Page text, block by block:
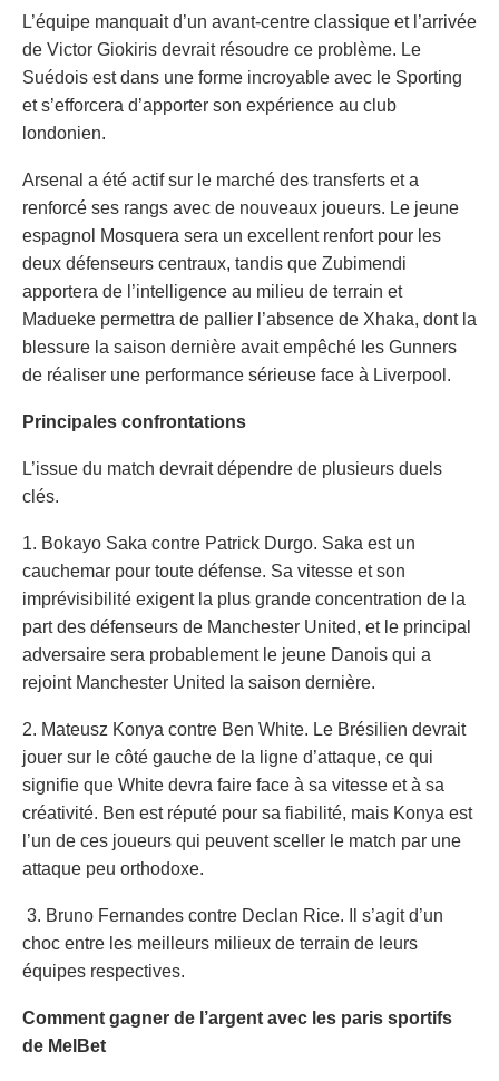
L’équipe manquait d’un avant-centre classique et l’arrivée
de Victor Giokiris devrait résoudre ce problème. Le
Suédois est dans une forme incroyable avec le Sporting
et s’efforcera d’apporter son expérience au club
londonien.
Arsenal a été actif sur le marché des transferts et a
renforcé ses rangs avec de nouveaux joueurs. Le jeune
espagnol Mosquera sera un excellent renfort pour les
deux défenseurs centraux, tandis que Zubimendi
apportera de l’intelligence au milieu de terrain et
Madueke permettra de pallier l’absence de Xhaka, dont la
blessure la saison dernière avait empêché les Gunners
de réaliser une performance sérieuse face à Liverpool.
Principales confrontations
L’issue du match devrait dépendre de plusieurs duels
clés.
1. Bokayo Saka contre Patrick Durgo. Saka est un
cauchemar pour toute défense. Sa vitesse et son
imprévisibilité exigent la plus grande concentration de la
part des défenseurs de Manchester United, et le principal
adversaire sera probablement le jeune Danois qui a
rejoint Manchester United la saison dernière.
2. Mateusz Konya contre Ben White. Le Brésilien devrait
jouer sur le côté gauche de la ligne d’attaque, ce qui
signifie que White devra faire face à sa vitesse et à sa
créativité. Ben est réputé pour sa fiabilité, mais Konya est
l’un de ces joueurs qui peuvent sceller le match par une
attaque peu orthodoxe.
3. Bruno Fernandes contre Declan Rice. Il s’agit d’un
choc entre les meilleurs milieux de terrain de leurs
équipes respectives.
Comment gagner de l’argent avec les paris sportifs
de MelBet